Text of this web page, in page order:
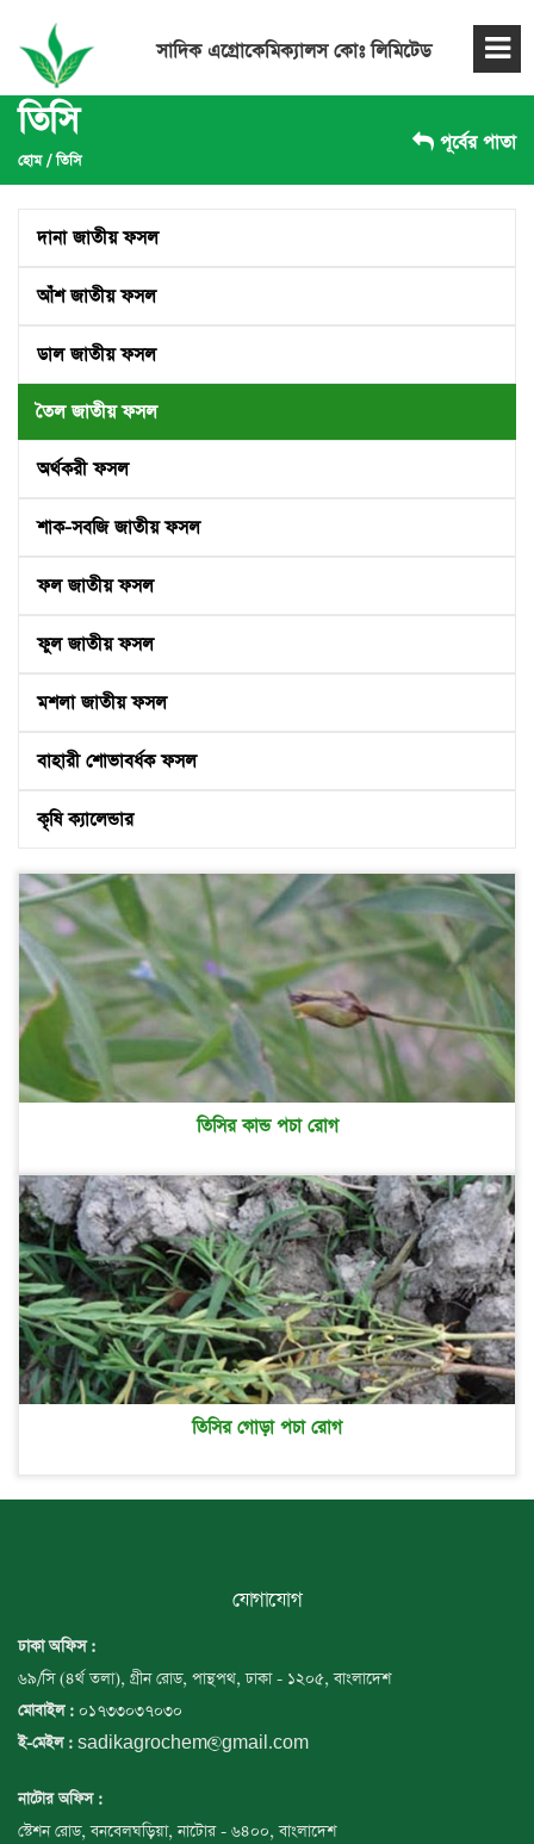
তিসি পূর্বের পাতা
হোম/তিসি
দানা জাতীয় ফসল
আঁশ জাতীয় ফসল
ডাল জাতীয় ফসল
তৈল জাতীয় ফসল
অর্থকরী ফসল
শাক-সবজি জাতীয় ফসল
ফল জাতীয় ফসল
ফুল জাতীয় ফসল
মশলা জাতীয় ফসল
বাহারী শোভাবর্ধক ফসল
কৃষি ক্যালেন্ডার
তিসির কান্ড পচা রোগ
তিসির গোড়া পচা রোগ
যোগাযোগ
ঢাকা অফিস :
৬৯/সি (৪র্থ তলা), গ্রীন রোড, পান্থপথ, ঢাকা - ১২০৫, বাংলাদেশ
মোবাইল : ০১৭৩৩০৩৭০৩০
ই-মেইল : sadikagrochem@gmail.com
নাটোর অফিস :
স্টেশন রোড, বনবেলঘড়িয়া, নাটোর - ৬৪০০, বাংলাদেশ
সাদিক এগ্রোকেমিক্যালস কোঃ লিমিটেড